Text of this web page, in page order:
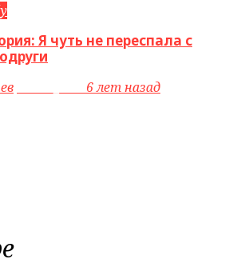
Я чуть не переспала с
6 лет назад